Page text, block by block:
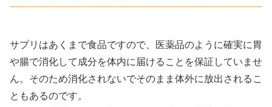
サプリはあくまで食品ですので、医薬品のように確実に胃
や腸で消化して成分を体内に届けることを保証していませ
ん。そのため消化されないでそのまま体外に放出されるこ
ともあるのです。